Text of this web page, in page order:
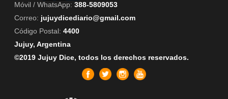
Móvil / WhatsApp: 388-5809053
Correo: jujuydicediario@gmail.com
Código Postal: 4400
Jujuy, Argentina
©2019 Jujuy Dice, todos los derechos reservados.